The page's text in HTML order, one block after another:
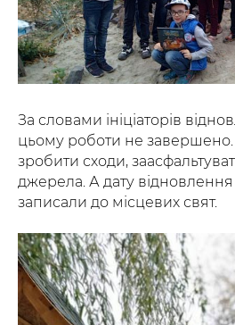
За словами ініціаторів
цьому роботи не
зробити сходи,
джерела. А дату
записали до місцевих свят.